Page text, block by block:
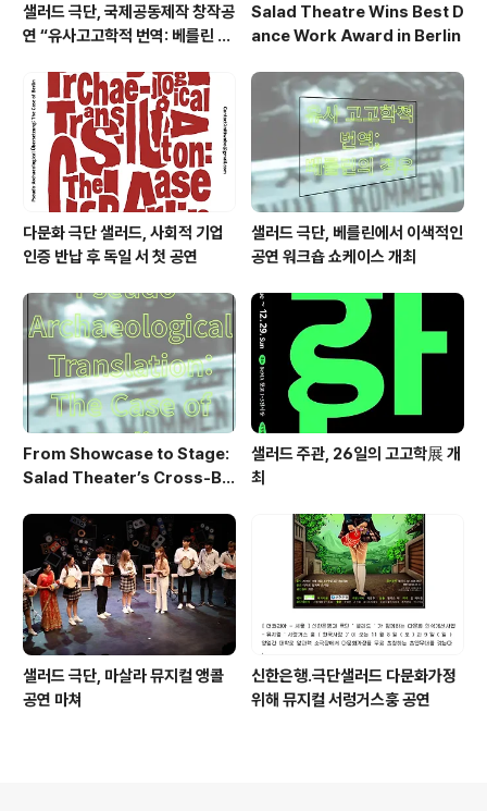
샐러드 극단, 국제공동제작 창작공
연 “유사고고학적 번역: 베를린 사
Salad Theatre Wins Best D
ance Work Award in Berlin
다문화 극단 샐러드, 사회적 기업
인증 반납 후 독일 서 첫 공연
샐러드 극단, 베를린에서 이색적인
공연 워크숍 쇼케이스 개최
From Showcase to Stage:
Salad Theater’s Cross-Bo
o Berlin 2026
샐러드 주관, 26일의 고고학展 개
최
샐러드 극단, 마살라 뮤지컬 앵콜
공연 마쳐
신한은행.극단샐러드 다문화가정
위해 뮤지컬 서렁거스훙 공연